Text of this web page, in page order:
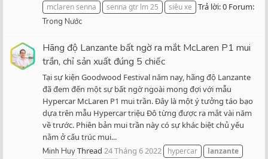
mclaren senna
senna gtr lm 25 siêu xe Trả lời: 0 Forum:
Trong Nước
Hãng độ Lanzante bất ngờ ra mắt McLaren P1 mui
trần, chỉ sản xuất đúng 5 chiếc
Tại sự kiện Goodwood Festival năm nay, hãng độ Lanzante
đã đem đến một sự bất ngờ ngoài mong đợi với mẫu
Hypercar McLaren P1 mui trần. Đây là một ý tưởng táo bạo
dựa trên mẫu Hypercar triệu Đô từng được ra mắt vài năm
về trước. Phiên bản mui trần này có sự khác biệt chủ yếu
nằm ở cấu trúc mui...
Minh HuyThread 24 Tháng 6 2022 hypercar
lanzante